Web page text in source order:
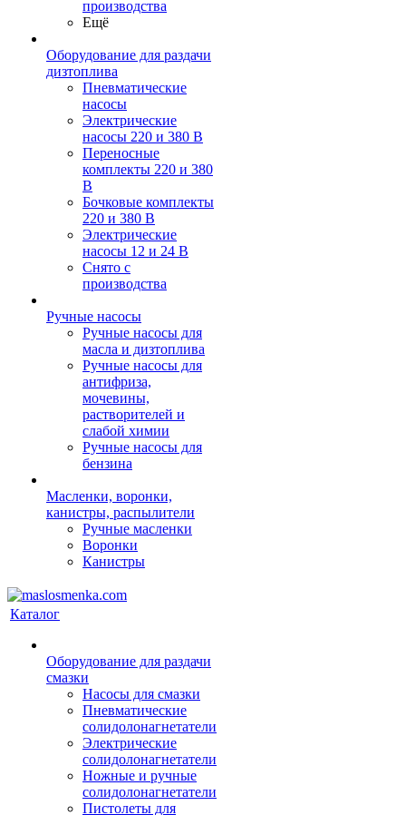
производства
Ещё
Оборудование для раздачи
дизтоплива
Пневматические
насосы
Электрические
насосы 220 и 380 В
Переносные
комплекты 220 и 380
В
Бочковые комплекты
220 и 380 В
Электрические
насосы 12 и 24 В
Снято с
производства
Ручные насосы
Ручные насосы для
масла и дизтоплива
Ручные насосы для
антифриза,
мочевины,
растворителей и
слабой химии
Ручные насосы для
бензина
Масленки, воронки,
канистры, распылители
Ручные масленки
Воронки
Канистры
Каталог
Оборудование для раздачи
смазки
Насосы для смазки
Пневматические
солидолонагнетатели
Электрические
солидолонагнетатели
Ножные и ручные
солидолонагнетатели
Пистолеты для